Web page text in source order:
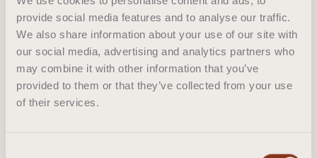
provide social media features and to analyse our traffic.
We also share information about your use of our site with
our social media, advertising and analytics partners who
may combine it with other information that you’ve
provided to them or that they’ve collected from your use
of their services.
veelzijdige collectie kan aan beide zijden worden
gebruikt en heeft ook een optie zonder de rand.
Ondanks het dunne profiel biedt de SNIE collectie
veel comfort. Je kunt kiezen uit ons assortiment
pomboxkleuren voor het tapijt en de rand. Deze
collectie kan leuk gecombineerd worden met onze